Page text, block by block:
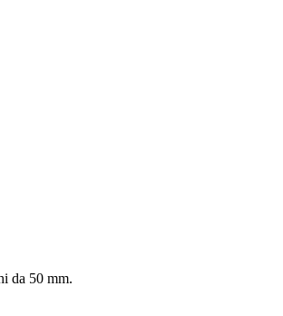
da 50 mm.